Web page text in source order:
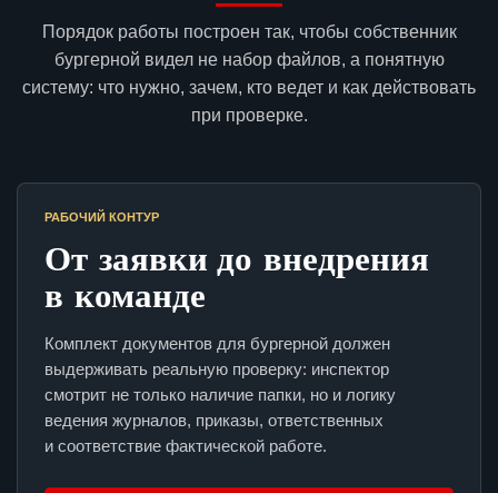
Порядок работы построен так, чтобы собственник
бургерной видел не набор файлов, а понятную
систему: что нужно, зачем, кто ведет и как действовать
при проверке.
РАБОЧИЙ КОНТУР
От заявки до внедрения
в команде
Комплект документов для бургерной должен
выдерживать реальную проверку: инспектор
смотрит не только наличие папки, но и логику
ведения журналов, приказы, ответственных
и соответствие фактической работе.